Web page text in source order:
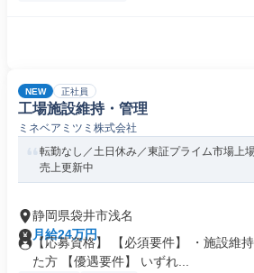
NEW 正社員
工場施設維持・管理
ミネベアミツミ株式会社
転勤なし／土日休み／東証プライム市場上
売上更新中
静岡県袋井市浅名
月給24万円
【応募資格】 【必須要件】 ・施設維
た方 【優遇要件】 いずれ...